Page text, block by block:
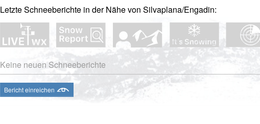
Letzte Schneeberichte in der Nähe von Silvaplana/Engadin:
Keine neuen Schneeberichte
Bericht einreichen